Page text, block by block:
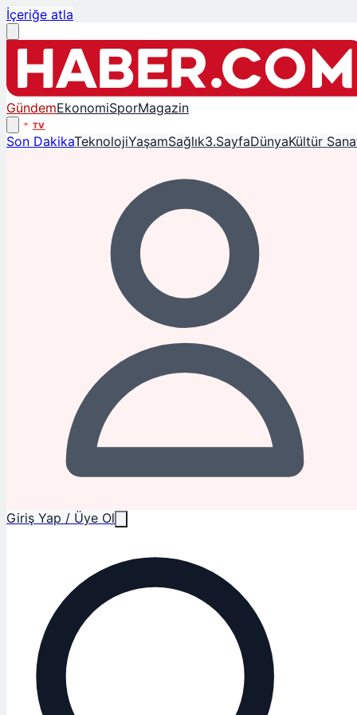
İçeriğe atla
GündemEkonomiSporMagazin
TV
Son DakikaTeknolojiYaşamSağlık3.SayfaDünyaKültür
Giriş Yap / Üye Ol